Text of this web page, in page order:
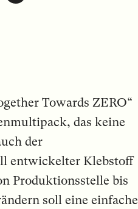
Towards ZERO“
das keine
der
entwickelter Klebstoff
Produktionsstelle bis
soll eine einfache